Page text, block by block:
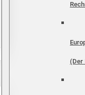
(Der